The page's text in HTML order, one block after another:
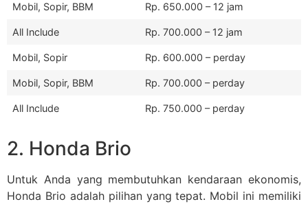
Mobil, Sopir, BBM Rp. 650.000 – 12 jam
All Include Rp. 700.000 – 12 jam
Mobil, Sopir Rp. 600.000 – perday
Mobil, Sopir, BBM Rp. 700.000 – perday
All Include Rp. 750.000 – perday
2. Honda Brio
Untuk Anda yang membutuhkan kendaraan ekonomis,
Honda Brio adalah pilihan yang tepat. Mobil ini memiliki